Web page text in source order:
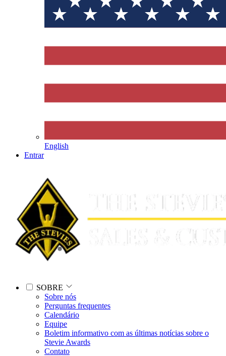
English
Entrar
SOBRE
Sobre nós
Perguntas frequentes
Calendário
Equipe
Boletim informativo com as últimas notícias sobre o
Stevie Awards
Contato